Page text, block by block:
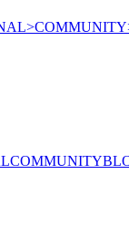
>COMMUNITY
COMMUNITY